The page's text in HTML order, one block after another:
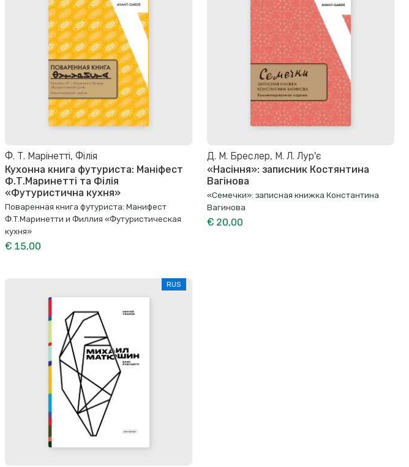
Ф. Т. Марінетті, Філія
Кухонна книга футуриста: Маніфест
Ф.Т.Маринетті та Філія
«Футуристична кухня»
Поваренная книга футуриста: Манифест
Ф.Т.Маринетти и Филлия «Футуристическая
кухня»
€ 15,00
Д. М. Бреслер, М. Л. Лур'є
«Насіння»: записник Костянтина
Вагінова
«Семечки»: записная книжка Константина
Вагинова
€ 20,00
RUS